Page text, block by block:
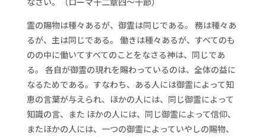
霊の賜物は種々あるが、御霊は同じである。 務は種々あ
るが、主は同じである。 働きは種々あるが、すべてのも
のの中に働いてすべてのことをなさる神は、同じであ
る。 各自が御霊の現れを賜わっているのは、全体の益に
なるためである。すなわち、ある人には御霊によって知
恵の言葉が与えられ、ほかの人には、同じ御霊によって
知識の言、また ほかの人には、同じ御霊によって信仰、
またほかの人には、一つの御霊によっていやしの賜物、